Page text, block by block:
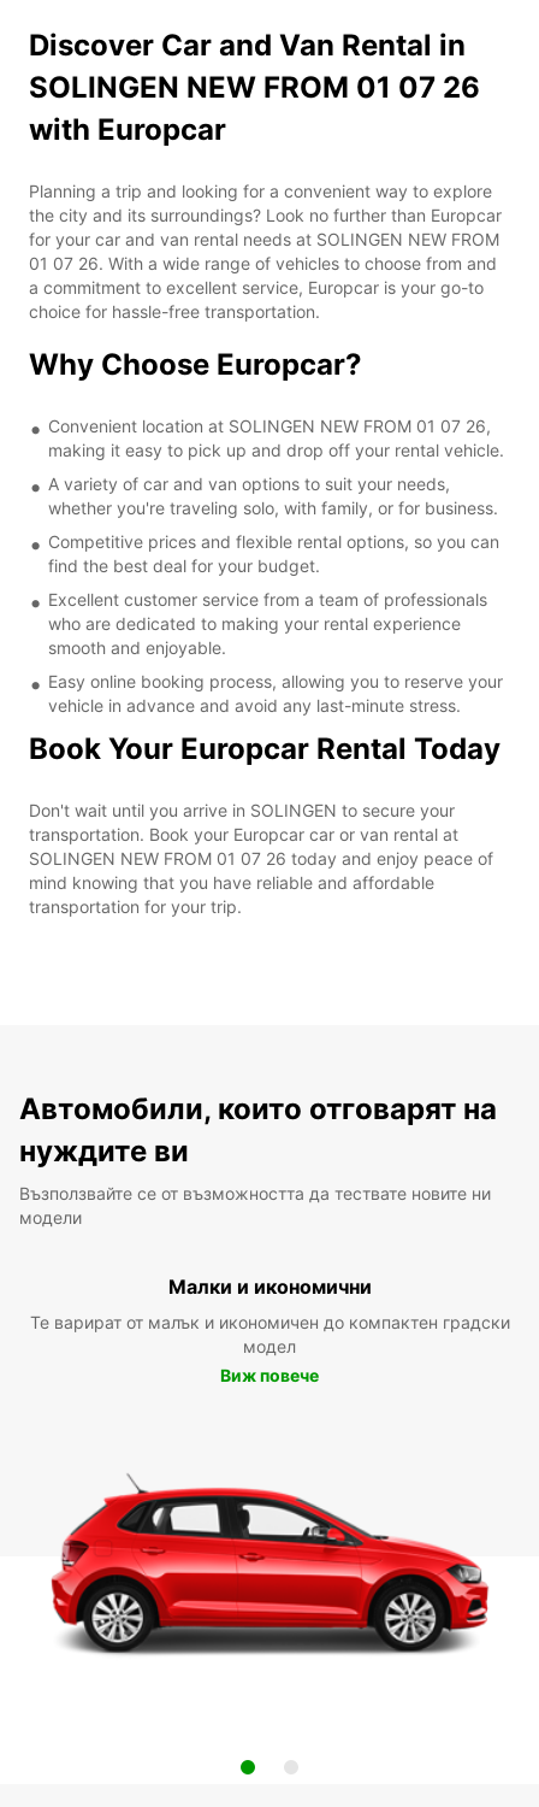
Discover Car and Van Rental in
SOLINGEN NEW FROM 01 07 26
with Europcar
Planning a trip and looking for a convenient way to explore
the city and its surroundings? Look no further than Europcar
for your car and van rental needs at SOLINGEN NEW FROM
01 07 26. With a wide range of vehicles to choose from and
a commitment to excellent service, Europcar is your go-to
choice for hassle-free transportation.
Why Choose Europcar?
Convenient location at SOLINGEN NEW FROM 01 07 26,
making it easy to pick up and drop off your rental vehicle.
A variety of car and van options to suit your needs,
whether you're traveling solo, with family, or for business.
Competitive prices and flexible rental options, so you can
find the best deal for your budget.
Excellent customer service from a team of professionals
who are dedicated to making your rental experience
smooth and enjoyable.
Easy online booking process, allowing you to reserve your
vehicle in advance and avoid any last-minute stress.
Book Your Europcar Rental Today
Don't wait until you arrive in SOLINGEN to secure your
transportation. Book your Europcar car or van rental at
SOLINGEN NEW FROM 01 07 26 today and enjoy peace of
mind knowing that you have reliable and affordable
transportation for your trip.
Автомобили, които отговарят на
нуждите ви
Възползвайте се от възможността да тествате новите ни
модели
Малки и икономични
Те варират от малък и икономичен до компактен градски
модел
Виж повече